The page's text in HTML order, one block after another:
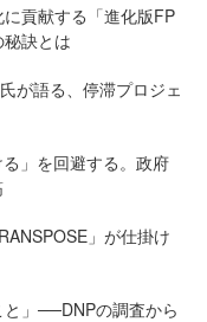
貢献する「進化版FP
訣とは
が語る、停滞プロジェ
」を回避する。政府
」が仕掛け
」──DNPの調査から